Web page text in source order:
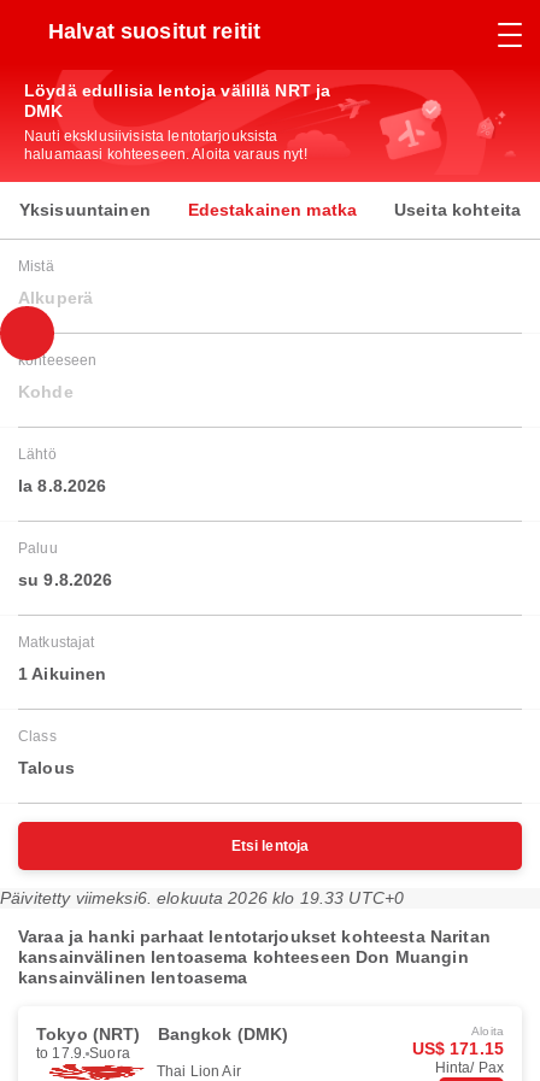
Halvat suositut reitit
Löydä edullisia lentoja välillä NRT ja
DMK
Nauti eksklusiivisista lentotarjouksista
haluamaasi kohteeseen. Aloita varaus nyt!
Yksisuuntainen Edestakainen matka Useita kohteita
Mistä
Alkuperä
kohteeseen
Kohde
Lähtö
la 8.8.2026
Paluu
su 9.8.2026
Matkustajat
1 Aikuinen
Class
Talous
Etsi lentoja
Päivitetty viimeksi6. elokuuta 2026 klo 19.33 UTC+0
Varaa ja hanki parhaat lentotarjoukset kohteesta Naritan
kansainvälinen lentoasema kohteeseen Don Muangin
kansainvälinen lentoasema
Tokyo (NRT) Bangkok (DMK)
to 17.9. Suora
Thai Lion Air
Aloita
US$ 171.15
Hinta/ Pax